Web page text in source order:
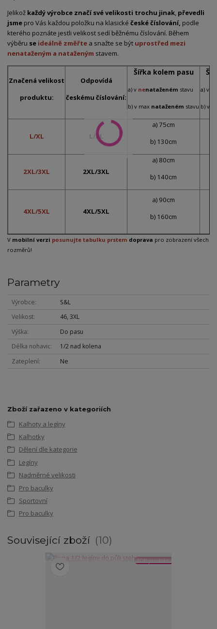
Jelikož každý výrobce značí své velikosti trochu jinak, převedli
jsme pro Vás každou položku na klasické české číslování, podle
kterého poznáte jestli velikost sedí běžnému číslování. Během
výběru se ideálně změřte a snažte se být uprostřed mezi
nenataženým a nataženým stavem.
Značená velikost
produktu:
Odpovídá
českému číslování:
Šířka kolem pasu
a) v nenataženém stavu
b) v max nataženém stavu
a) v
b) v
L/XL L/XL
a) 75cm
b) 130cm
2XL/3XL 2XL/3XL
a) 80cm
b) 140cm
4XL/5XL 4XL/5XL
a) 90cm
b) 160cm
V mobilní verzi posunujte tabulku prstem doprava pro zobrazení všech
rozměrů!
Parametry
Výrobce
S&L
Velikost
46, 3XL
Výška
Do pasu
Délka nohavic
1/2 nad kolena
Zateplení
Ne
Zboží zařazeno v kategoriích
Kalhoty a legíny
Kalhotky
Dělení dle kategorie
Legíny
Nadměrné velikosti
Pro baculky
Sportovní
Pro baculky
Související zboží 10
TOP produkt